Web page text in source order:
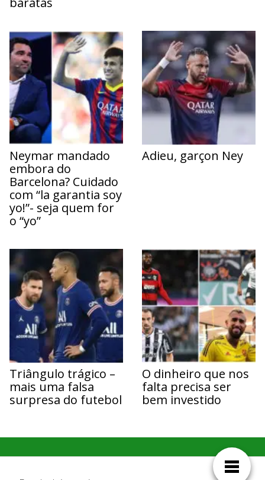
Neymar mandado
embora do
Barcelona? Cuidado
com “la garantia soy
yo!”- seja quem for
o “yo”
Adieu, garçon Ney
Triângulo trágico –
mais uma falsa
surpresa do futebol
O dinheiro que nos
falta precisa ser
bem investido